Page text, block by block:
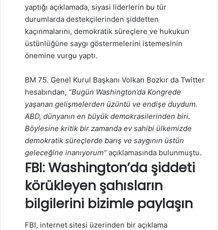
yaptığı açıklamada, siyasi liderlerin bu tür
durumlarda destekçilerinden şiddetten
kaçınmalarını, demokratik süreçlere ve hukukun
üstünlüğüne saygı göstermelerini istemesinin
önemine vurgu yaptı.
BM 75. Genel Kurul Başkanı Volkan Bozkır da Twitter
hesabından, “Bugün Washington’da Kongrede
yaşanan gelişmelerden üzüntü ve endişe duydum.
ABD, dünyanın en büyük demokrasilerinden biri.
Böylesine kritik bir zamanda ev sahibi ülkemizde
demokratik süreçlerde barış ve saygının üstün
geleceğine inanıyorum” açıklamasında bulunmuştu.
FBI: Washington’da şiddeti
körükleyen şahısların
bilgilerini bizimle paylaşın
FBI, internet sitesi üzerinden bir açıklama